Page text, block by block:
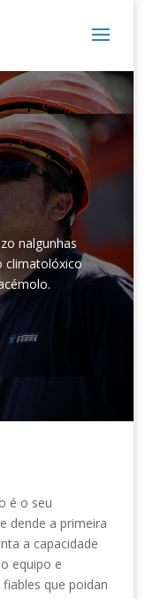
nalgunhas
climatolóxico
é o seu
dende a primeira
a capacidade
equipo e
que poidan